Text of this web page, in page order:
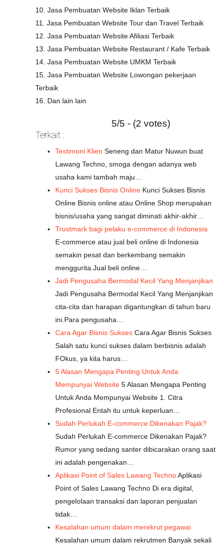
10. Jasa Pembuatan Website Iklan Terbaik
11. Jasa Pembuatan Website Tour dan Travel Terbaik
12. Jasa Pembuatan Website Afiliasi Terbaik
13. Jasa Pembuatan Website Restaurant / Kafe Terbaik
14. Jasa Pembuatan Website UMKM Terbaik
15. Jasa Pembuatan Website Lowongan pekerjaan
Terbaik
16. Dan lain lain
5/5 - (2 votes)
Terkait :
Testimoni Klien Seneng dan Matur Nuwun buat
Lawang Techno, smoga dengan adanya web
usaha kami tambah maju…
Kunci Sukses Bisnis Online Kunci Sukses Bisnis
Online Bisnis online atau Online Shop merupakan
bisnis/usaha yang sangat diminati akhir-akhir…
Trustmark bagi pelaku e-commerce di Indonesia
E-commerce atau jual beli online di Indonesia
semakin pesat dan berkembang semakin
menggurita.Jual beli online…
Jadi Pengusaha Bermodal Kecil Yang Menjanjikan
Jadi Pengusaha Bermodal Kecil Yang Menjanjikan
cita-cita dan harapan digantungkan di tahun baru
ini.Para pengusaha…
Cara Agar Bisnis Sukses Cara Agar Bisnis Sukses
Salah satu kunci sukses dalam berbisnis adalah
FOkus, ya kita harus…
5 Alasan Mengapa Penting Untuk Anda
Mempunyai Website 5 Alasan Mengapa Penting
Untuk Anda Mempunyai Website 1. Citra
Profesional Entah itu untuk keperluan…
Sudah Perlukah E-commerce Dikenakan Pajak?
Sudah Perlukah E-commerce Dikenakan Pajak?
Rumor yang sedang santer dibicarakan orang saat
ini adalah pengenakan…
Aplikasi Point of Sales Lawang TechnoAplikasi
Point of Sales Lawang Techno Di era digital,
pengelolaan transaksi dan laporan penjualan
tidak…
Kesalahan umum dalam merekrut pegawai
Kesalahan umum dalam rekrutmen Banyak sekali